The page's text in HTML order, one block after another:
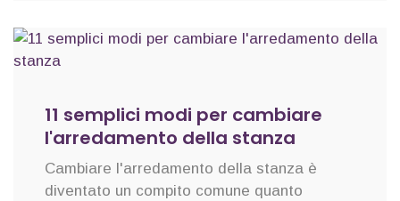
11 semplici modi per cambiare
l'arredamento della stanza
Cambiare l'arredamento della stanza è
diventato un compito comune quanto